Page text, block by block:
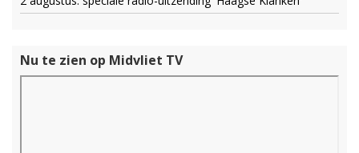
Nu te zien op Midvliet TV